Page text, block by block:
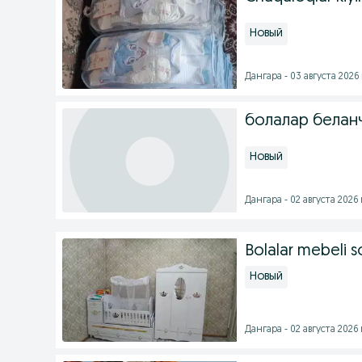
Новый
Дангара - 03 августа 2026
болалар
Новый
Дангара - 02 августа 2026
Bolalar mebeli
Новый
Дангара - 02 августа 2026